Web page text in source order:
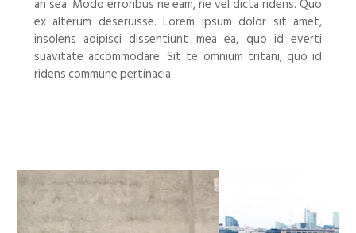
an sea. Modo erroribus ne eam, ne vel dicta ridens. Quo
ex alterum deseruisse. Lorem ipsum dolor sit amet,
insolens adipisci dissentiunt mea ea, quo id everti
suavitate accommodare. Sit te omnium tritani, quo id
ridens commune pertinacia.